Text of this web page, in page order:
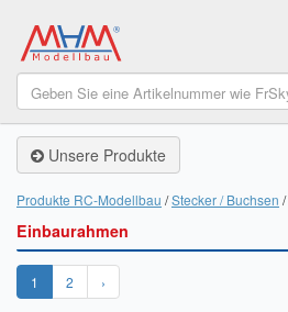
SHOP
Unsere Produkte
Servo Finder
BL-Motor Finder
Unsere Produkte
Produkte RC-Modellbau Stecker / Buchsen
Einbaurahmen
1 2 ›